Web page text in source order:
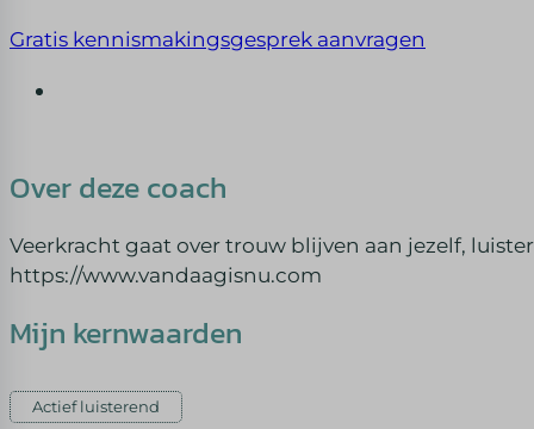
Gratis kennismakingsgesprek aanvragen
Over deze coach
Veerkracht gaat over trouw blijven aan jezelf,
https://www.vandaagisnu.com
Mijn kernwaarden
Actief luisterend